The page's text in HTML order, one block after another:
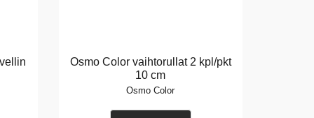
Osmo Color vaihtorullat 2 kpl/pkt
10 cm
Osmo Color